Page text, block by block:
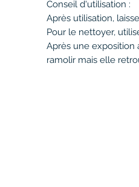
Conseil d'utilisation :
Après utilisation,
Pour le nettoyer,
Après une exposition
ramolir mais elle